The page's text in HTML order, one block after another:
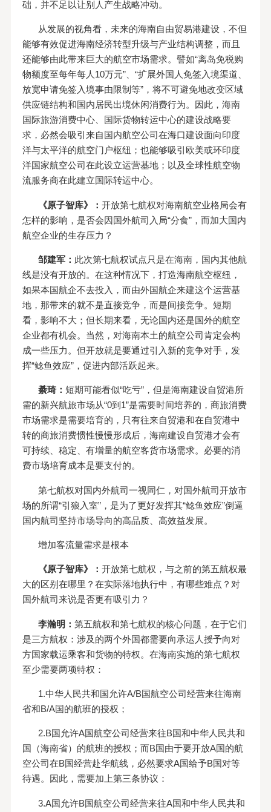
础，并不足以让别人产生战略冲动。
从发展的视角看，未来的海南自由贸易港建设，不但
能够有效促进海南经济转型升级与产业结构调整，而且
还能够由此带来巨大的航空市场需求。譬如“离岛免税购
物额度至每年每人10万元”、“扩展外国人免签入境渠道、
放宽申请免签入境事由限制等”，将不可避免地改变区域
供应链结构和国内居民出境休闲消费行为。因此，海南
国际旅游消费中心、国际货物转运中心的建设战略要
求，必然会吸引来自国内航空公司在海口建设面向印度
洋与太平洋的航空门户枢纽；也能够吸引欧美或环印度
洋国家航空公司在此设立运营基地；以及全球性航空物
流服务商在此建立国际转运中心。
《原子智库》：开放第七航权对海南航空业格局会有
怎样的影响，是否会因国外航司入局“分食”，而加大国内
航空企业的生存压力？
邹建军： 此次第七航权试点只是在海南，国内其他航
线是没有开放的。在这种情况下，打造海南航空枢纽，
如果本国航企不去投入，而由外国航企来建这个运营基
地，那带来的就不是直接竞争，而是间接竞争。短期
看，影响不大；但长期来看，无论国内还是国外的航空
企业都有机会。当然，对海南本土的航空公司肯定会构
成一些压力。但开放就是要通过引入新的竞争对手，发
挥“鲶鱼效应”，促进内部活跃起来。
綦琦：短期可能看似“吃亏”，但是海南建设自贸港所
需的新兴航旅市场从“0到1”是需要时间培养的，商旅消费
市场需求是需要培育的，只有往来自贸港和在自贸港中
转的商旅消费惯性慢慢形成后，海南建设自贸港才会有
可持续、稳定、有增量的航空客货市场需求。必要的消
费市场培育成本是要支付的。
第七航权对国内外航司一视同仁，对国外航司开放市
场的所谓“引狼入室”，是为了更好发挥其“鲶鱼效应”倒逼
国内航司坚持市场导向的高品质、高效益发展。
增加客流量需求是根本
《原子智库》：开放第七航权，与之前的第五航权最
大的区别在哪里？在实际落地执行中，有哪些难点？对
国外航司来说是否更有吸引力？
李瀚明：第五航权和第七航权的核心问题，在于它们
是三方航权：涉及的两个外国都需要向承运人授予向对
方国家载运乘客和货物的特权。在海南实施的第七航权
至少需要两项特权：
1.中华人民共和国允许A/B国航空公司经营来往海南
省和B/A国的航班的授权；
2.B国允许A国航空公司经营来往B国和中华人民共和
国（海南省）的航班的授权；而B国由于要开放A国的航
空公司在B国经营赴华航线，必然要求A国给予B国对等
待遇。因此，需要加上第三条协议：
3.A国允许B国航空公司经营来往A国和中华人民共和